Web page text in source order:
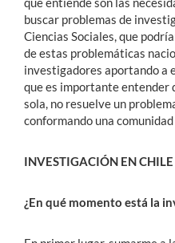
buscar problemas de
Ciencias Sociales, que
de estas problemáticas
investigadores aportando a
que es importante entender
sola, no resuelve un
conformando una
INVESTIGACIÓN EN CHILE
¿En qué momento está la